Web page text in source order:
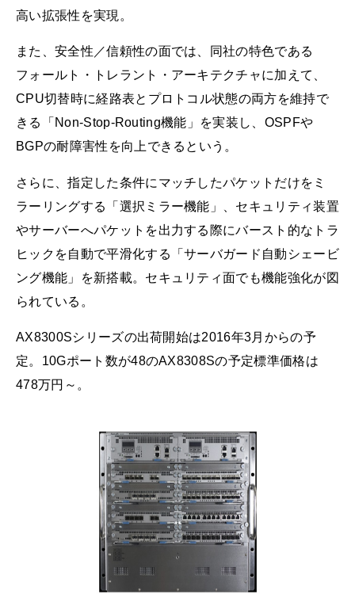
高い拡張性を実現。
また、安全性／信頼性の面では、同社の特色である
フォールト・トレラント・アーキテクチャに加えて、
CPU切替時に経路表とプロトコル状態の両方を維持で
きる「Non-Stop-Routing機能」を実装し、OSPFや
BGPの耐障害性を向上できるという。
さらに、指定した条件にマッチしたパケットだけをミ
ラーリングする「選択ミラー機能」、セキュリティ装置
やサーバーへパケットを出力する際にバースト的なトラ
ヒックを自動で平滑化する「サーバガード自動シェービ
ング機能」を新搭載。セキュリティ面でも機能強化が図
られている。
AX8300Sシリーズの出荷開始は2016年3月からの予
定。10Gポート数が48のAX8308Sの予定標準価格は
478万円～。